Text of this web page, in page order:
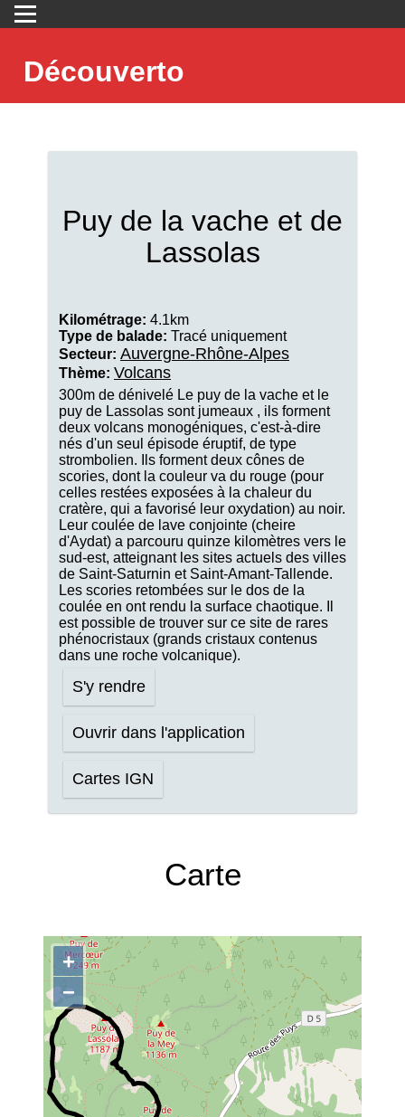
Découverto
Puy de la vache et de
Lassolas
Kilométrage: 4.1km
Type de balade: Tracé uniquement
Secteur: Auvergne-Rhône-Alpes
Thème: Volcans
300m de dénivelé Le puy de la vache et le
puy de Lassolas sont jumeaux , ils forment
deux volcans monogéniques, c'est-à-dire
nés d'un seul épisode éruptif, de type
strombolien. Ils forment deux cônes de
scories, dont la couleur va du rouge (pour
celles restées exposées à la chaleur du
cratère, qui a favorisé leur oxydation) au noir.
Leur coulée de lave conjointe (cheire
d'Aydat) a parcouru quinze kilomètres vers le
sud-est, atteignant les sites actuels des villes
de Saint-Saturnin et Saint-Amant-Tallende.
Les scories retombées sur le dos de la
coulée en ont rendu la surface chaotique. Il
est possible de trouver sur ce site de rares
phénocristaux (grands cristaux contenus
dans une roche volcanique).
S'y rendre
Ouvrir dans l'application
Cartes IGN
Carte
+
−